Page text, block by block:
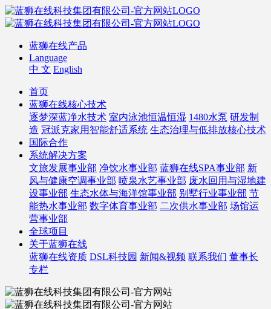
蓝狮在线产品
Language
中 文 English
首页
蓝狮在线核心技术
逐梦深蓝净水技术 室内泳池恒温恒湿 1480水泵 研发制
造 冠派克家用智能舒适系统 生态治理与低排放核心技术
国际合作
系统解决方案
文旅发展事业部 净饮水事业部 蓝狮在线SPA事业部 新
风与健康空调事业部 喷泉水艺事业部 废水回用与湿地建
设事业部 生态水体与海洋馆事业部 别墅行业事业部 节
能热水事业部 数字体育事业部 二次供水事业部 场馆运
营事业部
全球项目
关于蓝狮在线
蓝狮在线资质 DSL科技园 新闻&视频 联系我们 董事长
专栏